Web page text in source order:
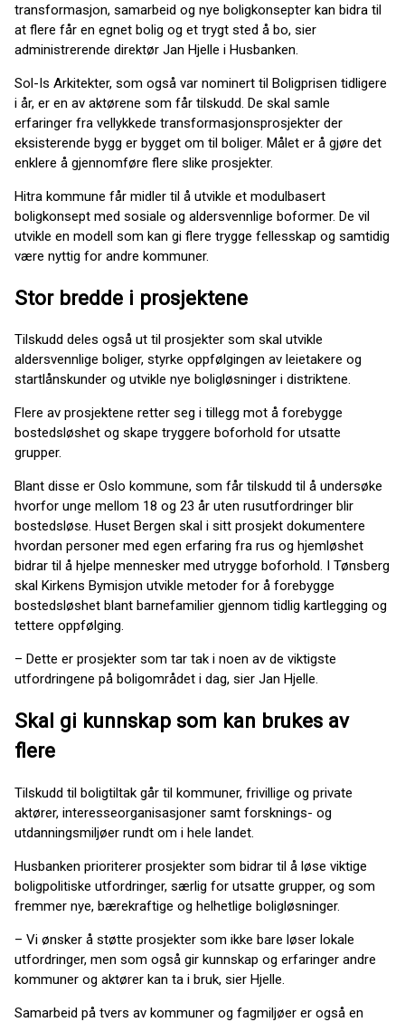
transformasjon, samarbeid og nye boligkonsepter kan bidra til
at flere får en egnet bolig og et trygt sted å bo, sier
administrerende direktør Jan Hjelle i Husbanken.
Sol-Is Arkitekter, som også var nominert til Boligprisen tidligere
i år, er en av aktørene som får tilskudd. De skal samle
erfaringer fra vellykkede transformasjonsprosjekter der
eksisterende bygg er bygget om til boliger. Målet er å gjøre det
enklere å gjennomføre flere slike prosjekter.
Hitra kommune får midler til å utvikle et modulbasert
boligkonsept med sosiale og aldersvennlige boformer. De vil
utvikle en modell som kan gi flere trygge fellesskap og samtidig
være nyttig for andre kommuner.
Stor bredde i prosjektene
Tilskudd deles også ut til prosjekter som skal utvikle
aldersvennlige boliger, styrke oppfølgingen av leietakere og
startlånskunder og utvikle nye boligløsninger i distriktene.
Flere av prosjektene retter seg i tillegg mot å forebygge
bostedsløshet og skape tryggere boforhold for utsatte
grupper.
Blant disse er Oslo kommune, som får tilskudd til å undersøke
hvorfor unge mellom 18 og 23 år uten rusutfordringer blir
bostedsløse. Huset Bergen skal i sitt prosjekt dokumentere
hvordan personer med egen erfaring fra rus og hjemløshet
bidrar til å hjelpe mennesker med utrygge boforhold. I Tønsberg
skal Kirkens Bymisjon utvikle metoder for å forebygge
bostedsløshet blant barnefamilier gjennom tidlig kartlegging og
tettere oppfølging.
– Dette er prosjekter som tar tak i noen av de viktigste
utfordringene på boligområdet i dag, sier Jan Hjelle.
Skal gi kunnskap som kan brukes av
flere
Tilskudd til boligtiltak går til kommuner, frivillige og private
aktører, interesseorganisasjoner samt forsknings- og
utdanningsmiljøer rundt om i hele landet.
Husbanken prioriterer prosjekter som bidrar til å løse viktige
boligpolitiske utfordringer, særlig for utsatte grupper, og som
fremmer nye, bærekraftige og helhetlige boligløsninger.
– Vi ønsker å støtte prosjekter som ikke bare løser lokale
utfordringer, men som også gir kunnskap og erfaringer andre
kommuner og aktører kan ta i bruk, sier Hjelle.
Samarbeid på tvers av kommuner og fagmiljøer er også en